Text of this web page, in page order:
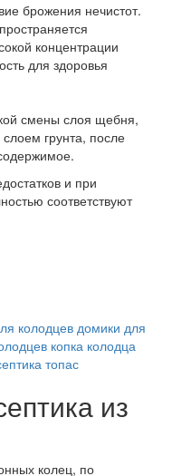
брожения нечистот.
концентрации
для здоровья
смены слоя щебня,
грунта, после
и при
соответствуют
колодцев домики для
копка колодца
топас
из
колец, по